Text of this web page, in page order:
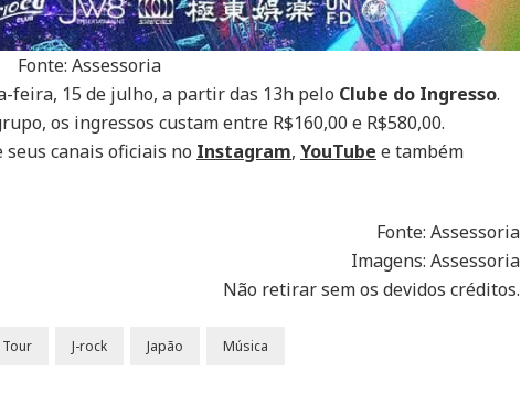
Fonte: Assessoria
feira, 15 de julho, a partir das 13h pelo Clube do Ingresso.
os ingressos custam entre R$160,00 e R$580,00.
seus canais oficiais no Instagram, YouTube e também
Fonte: Assessoria
Imagens: Assessoria
Não retirar sem os devidos créditos.
Tour J-rock Japão Música